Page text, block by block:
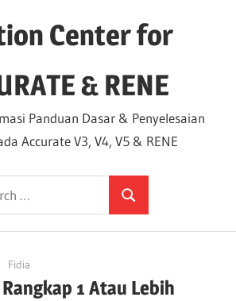
Center for
& RENE
Panduan Dasar & Penyelesaian
Accurate V3, V4, V5 & RENE
Search
Fidia
1 Atau Lebih